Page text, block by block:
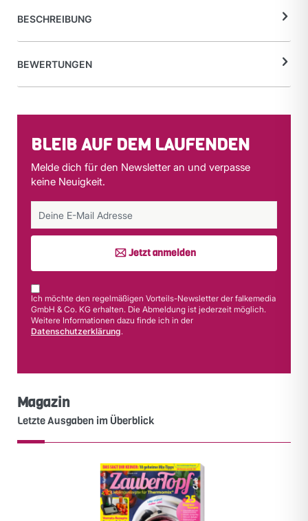
BESCHREIBUNG
BEWERTUNGEN
BLEIB AUF DEM LAUFENDEN
Melde dich für den Newsletter an und verpasse
keine Neuigkeit.
Jetzt anmelden
Ich möchte den regelmäßigen Vorteils-Newsletter der falkemedia
GmbH & Co. KG erhalten. Die Abmeldung ist jederzeit möglich.
Weitere Informationen dazu finde ich in der
Datenschutzerklärung.
Magazin
Letzte Ausgaben im Überblick